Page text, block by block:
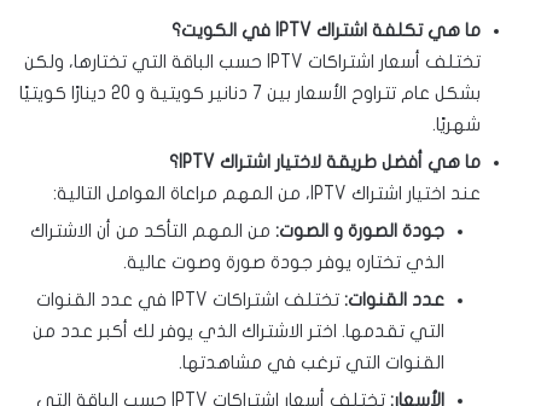
ما هي تكلفة اشتراك IPTV في الكويت؟
تختلف أسعار اشتراكات IPTV حسب الباقة التي تختارها، ولكن
بشكل عام تتراوح الأسعار بين 7 دنانير كويتية و 20 دينارًا كويتيًا
شهريًا.
ما هي أفضل طريقة لاختيار اشتراك IPTV؟
عند اختيار اشتراك IPTV، من المهم مراعاة العوامل التالية:
جودة الصورة و الصوت: من المهم التأكد من أن الاشتراك
الذي تختاره يوفر جودة صورة وصوت عالية.
عدد القنوات:
تختلف اشتراكات IPTV في عدد القنوات
التي تقدمها. اختر الاشتراك الذي يوفر لك أكبر عدد من
القنوات التي ترغب في مشاهدتها.
الأسعار:
تختلف أسعار اشتراكات IPTV حسب الباقة التي